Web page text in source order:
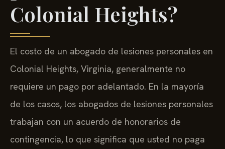
Colonial Heights?
El costo de un abogado de lesiones personales en
Colonial Heights, Virginia, generalmente no
requiere un pago por adelantado. En la mayoría
de los casos, los abogados de lesiones personales
trabajan con un acuerdo de honorarios de
contingencia, lo que significa que usted no paga